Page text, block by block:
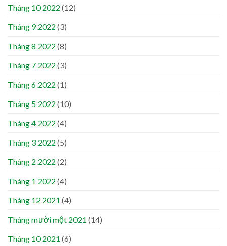
Tháng 10 2022 (12)
Tháng 9 2022 (3)
Tháng 8 2022 (8)
Tháng 7 2022 (3)
Tháng 6 2022 (1)
Tháng 5 2022 (10)
Tháng 4 2022 (4)
Tháng 3 2022 (5)
Tháng 2 2022 (2)
Tháng 1 2022 (4)
Tháng 12 2021 (4)
Tháng mười một 2021 (14)
Tháng 10 2021 (6)